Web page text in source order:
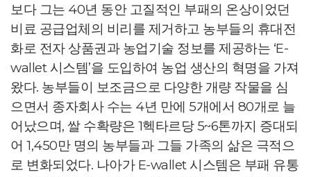
보다 그는 40년 동안 고질적인 부패의 온상이었던
비료 공급업체의 비리를 제거하고 농부들의 휴대전
화로 전자 상품권과 농업기술 정보를 제공하는 ‘E-
wallet 시스템’을 도입하여 농업 생산의 혁명을 가져
왔다. 농부들이 보조금으로 다양한 개량 작물을 심
으면서 종자회사 수는 4년 만에 5개에서 80개로 늘
어났으며, 쌀 수확량은 1헥타르당 5~6톤까지 증대되
어 1,450만 명의 농부들과 그들 가족의 삶은 극적으
로 변화되었다. 나아가 E-wallet 시스템은 부패 유통